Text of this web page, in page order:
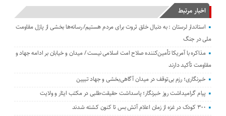
اخبار مرتبط
استاندار لرستان : به دنبال خلق ثروت برای مردم هستیم/ رسانه‌ها بخشی از پازل مقاومت
ملی در جنگ
مذاکره با آمریکا تأمین‌کننده صلاح امت اسلامی نیست / میدان و خیابان بر ادامه جهاد و
مقاومت تأکید دارند
خبرنگاری؛ رزم بی‌توقف در میدان آگاهی‌بخشی و جهاد تبیین
پیام گرامیداشت روز خبرنگار؛ پاسداشت حقیقت‌طلبی در مکتب ایثار و ولایت
۳۰۰ کودک در غزه از زمان اعلام آتش بس تا کنون کشته شدند